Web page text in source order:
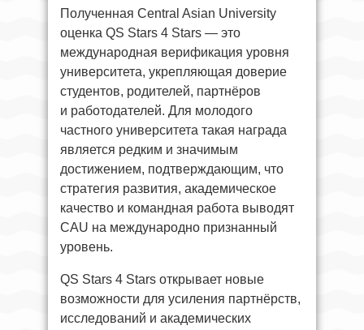
Полученная Central Asian University
оценка QS Stars 4 Stars — это
международная верификация уровня
университета, укрепляющая доверие
студентов, родителей, партнёров
и работодателей. Для молодого
частного университета такая награда
является редким и значимым
достижением, подтверждающим, что
стратегия развития, академическое
качество и командная работа выводят
CAU на международно признанный
уровень.
QS Stars 4 Stars открывает новые
возможности для усиления партнёрств,
исследований и академических